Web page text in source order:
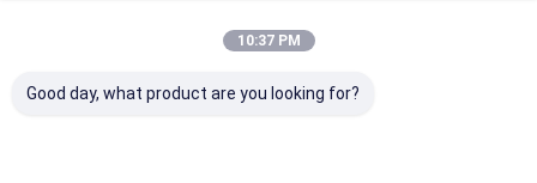
10:37 PM
Good day, what product are you looking for?